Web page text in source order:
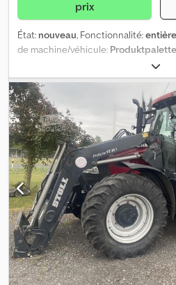
prix
État: nouveau, Fonctionnalité:
de machine/véhicule: Produktpalette
14 900 kg
configuration d'essieux:1 essieu,
chargement:
, largeur de
mm, hauteur de l'espace de
totale:13 680 mm , largeur totale:2
dimension des pneus:235/75 R17,5",
pourcentage, couleur:original,
Solution de transport sur mesure (le
exemple) Fabrication et équipement
exigences du client. Châssis :
Structure en acier soudé, plaque
interchangeables, plancher bas
jusqu’à la col de cygne sur environ
chargement, arrière incliné jusqu’à
fixation pour rampes en aluminium à